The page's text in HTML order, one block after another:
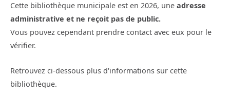
Cette bibliothèque municipale est en 2026, une adresse
administrative et ne reçoit pas de public.
Vous pouvez cependant prendre contact avec eux pour le
vérifier.
Retrouvez ci-dessous plus d'informations sur cette
bibliothèque.